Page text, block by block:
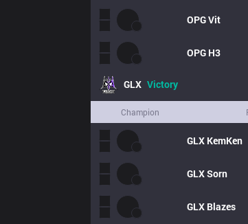
OPGVit
OPG H3
GLX Victory
Champion
GLX KemKen
GLXSorn
GLX Blazes